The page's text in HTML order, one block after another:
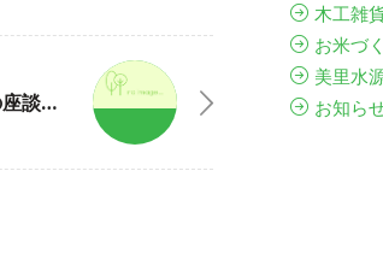
『三重の林業』の座談会に、もりずむ女子メンバーも参加させていただきました
木工雑
お米づ
美里水
お知ら